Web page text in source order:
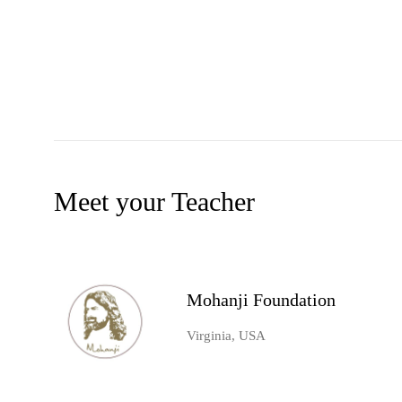
Meet your Teacher
Mohanji Foundation
Virginia, USA